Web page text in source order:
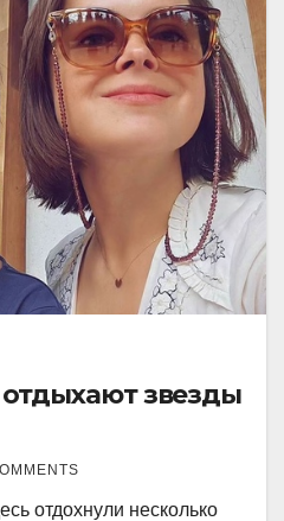
звезды
отдохнули несколько